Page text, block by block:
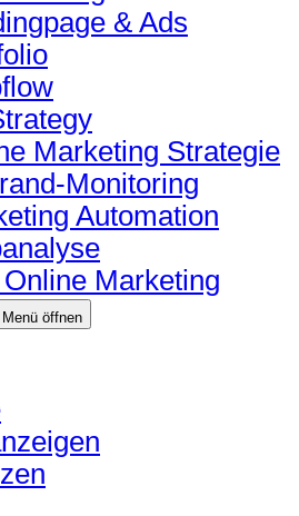
& Ads
Marketing Strategie
Monitoring
Automation
Marketing
Menü öffnen